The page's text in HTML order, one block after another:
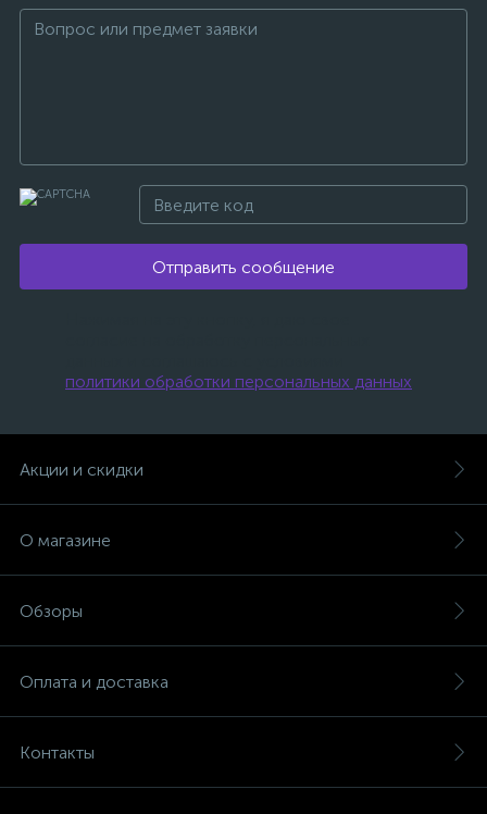
Отправить сообщение
политики обработки персональных данных
Акции и скидки
О магазине
Обзоры
Оплата и доставка
Контакты